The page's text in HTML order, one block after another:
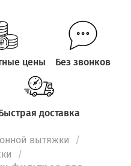
цены Без звонков
доставка
вытяжки